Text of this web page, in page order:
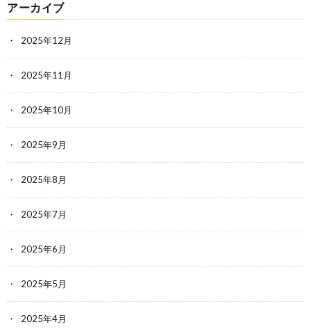
アーカイブ
2025年12月
2025年11月
2025年10月
2025年9月
2025年8月
2025年7月
2025年6月
2025年5月
2025年4月